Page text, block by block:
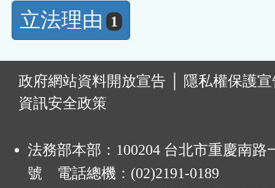
立法理由 1
政府網站資料開放宣告
隱私權保護
資訊安全政策
法務部本部：100204 台北市重慶南路
號 電話總機：(02)2191-0189